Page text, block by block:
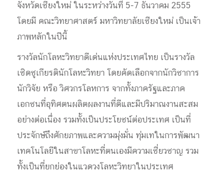
จังหวัดเชียงใหม่ ในระหว่างวันที่ 5-7 ธันวาคม 2555
โดยมี คณะวิทยาศาสตร์ มหาวิทยาลัยเชียงใหม่ เป็นเจ้า
ภาพหลักในปีนี้
รางวัลนักโลหะวิทยาดีเด่นแห่งประเทศไทย เป็นรางวัล
เชิดชูเกียรตินักโลหะวิทยา โดยคัดเลือกจากนักวิชาการ
นักวิจัย หรือ วิศวกรโลหการ จากทั้งภาครัฐและภาค
เอกชนที่อุทิศตนผลิตผลงานที่ดีและมีปริมาณงานสะสม
อย่างต่อเนื่อง รวมทั้งเป็นประโยชน์ต่อประเทศ เป็นที่
ประจักษ์ถึงศักยภาพและความมุ่งมั่น ทุ่มเทในการพัฒนา
เทคโนโลยีในสาขาโลหะที่ตนเองมีความเชี่ยวชาญ รวม
ทั้งเป็นที่ยกย่องในแวดวงโลหะวิทยาในประเทศ